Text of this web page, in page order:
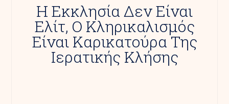
Η Εκκλησία Δεν Είναι
Ελίτ, Ο Κληρικαλισμός
Είναι Καρικατούρα Της
Ιερατικής Κλήσης